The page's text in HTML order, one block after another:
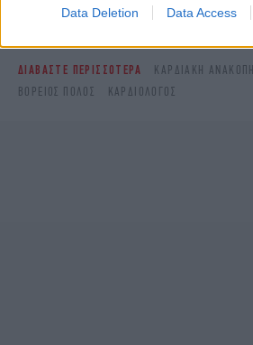
Data Deletion Data Access
ΔΙΑΒΑΣΤΕ ΠΕΡΙΣΣΟΤΕΡΑ ΚΑΡΔΙΑΚΉ ΑΝΑΚΟΠΉ
ΒΌΡΕΙΟΣ ΠΌΛΟΣ
ΚΑΡΔΙΟΛΌΓΟΣ